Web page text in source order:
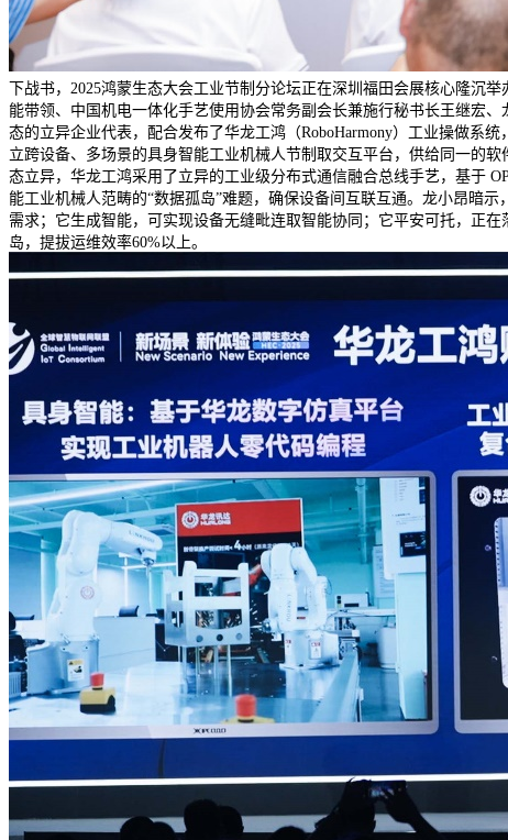
下战书，2025鸿蒙生态大会工业节制分论坛正在深圳福田会展核心隆沉
能带领、中国机电一体化手艺使用协会常务副会长兼施行秘书长王继宏
态的立异企业代表，配合发布了华龙工鸿（RoboHarmony）工业操做系
立跨设备、多场景的具身智能工业机械人节制取交互平台，供给同一的
态立异，华龙工鸿采用了立异的工业级分布式通信融合总线手艺，基于
能工业机械人范畴的“数据孤岛”难题，确保设备间互联互通。龙小昂暗
需求；它生成智能，可实现设备无缝毗连取智能协同；它平安可托，正
岛，提拔运维效率60%以上。